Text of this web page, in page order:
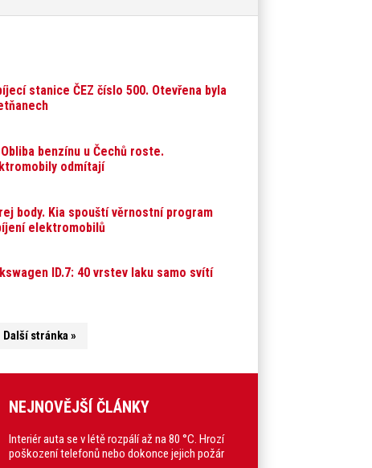
stanice ČEZ číslo 500. Otevřena byla
Obliba benzínu u Čechů roste.
odmítají
body. Kia spouští věrnostní program
elektromobilů
ID.7: 40 vrstev laku samo svítí
Další stránka »
NEJNOVĚJŠÍ ČLÁNKY
Interiér auta se v létě rozpálí až na 80 °C. Hrozí
poškození telefonů nebo dokonce jejich požár